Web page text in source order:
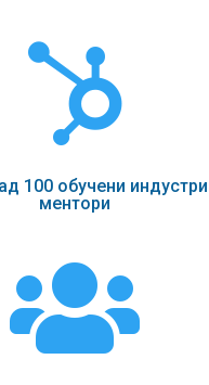

100 обучени
ментори
